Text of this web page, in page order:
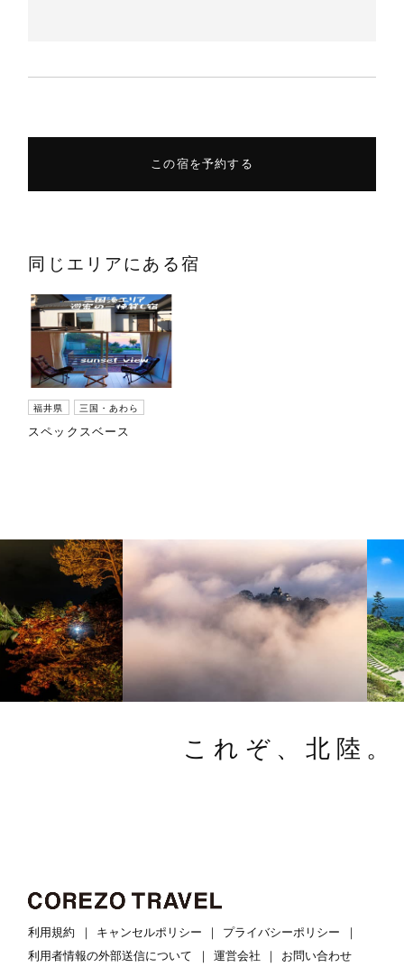
この宿を予約する
同じエリアにある宿
福井県 三国・あわら
スペックスベース
これぞ、北陸。
利用規約 キャンセルポリシー
プライバシーポリシー
利用者情報の外部送信について
運営会社 お問い合わせ